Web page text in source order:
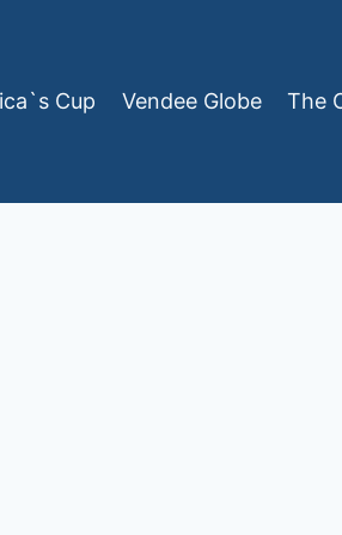
Cup Vendee Globe The